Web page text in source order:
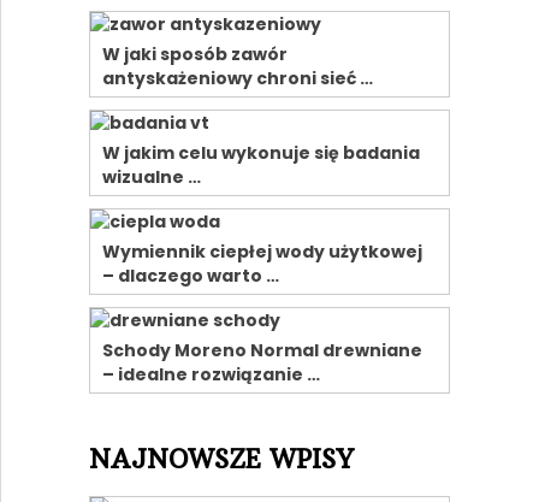
W jaki sposób zawór
antyskażeniowy chroni sieć …
W jakim celu wykonuje się badania
wizualne …
Wymiennik ciepłej wody użytkowej
– dlaczego warto …
Schody Moreno Normal drewniane
– idealne rozwiązanie …
NAJNOWSZE WPISY